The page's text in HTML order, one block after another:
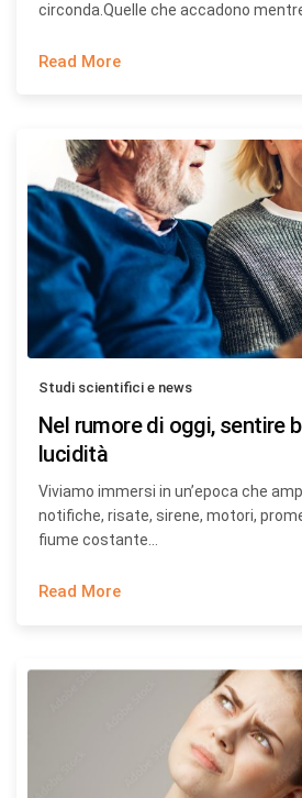
circonda.Quelle che accadono
Read More
Studi scientifici e news
Nel rumore di oggi, sentire
lucidità
Viviamo immersi in un’epoca che
notifiche, risate, sirene, motori,
fiume costante…
Read More